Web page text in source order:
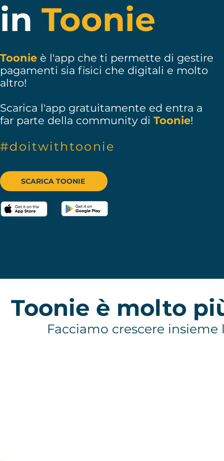
SCARICA TOONIE
Toonie è l'app che ti permette di gestire
pagamenti sia fisici che digitali e molto
altro!
Scarica l'app gratuitamente ed entra a
far parte della community di Toonie!
in Toonie
#doitwithtoonie
Toonie è molto
Facciamo crescere